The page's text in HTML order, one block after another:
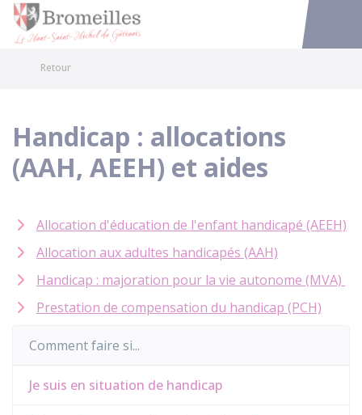
Accéder
Retour
Handicap : allocations
(AAH, AEEH) et aides
Allocation d'éducation de l'enfant handicapé (AEEH)
Allocation aux adultes handicapés (AAH)
Handicap : majoration pour la vie autonome (MVA)
Prestation de compensation du handicap (PCH)
Comment faire si...
Je suis en situation de handicap